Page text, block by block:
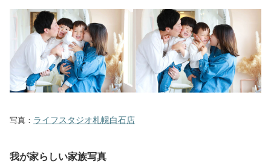
写真： ライフスタジオ札幌白石店
我が家らしい家族写真